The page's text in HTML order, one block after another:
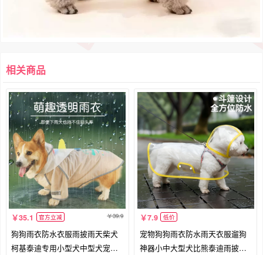
相关商品
35.1 官方立减 39.9
狗狗雨衣防水衣服雨披雨天柴犬
柯基泰迪专用小型犬中型犬宠物
7.9 低价
宠物狗狗雨衣防水雨天衣服遛狗
神器小中大型犬比熊泰迪雨披雨